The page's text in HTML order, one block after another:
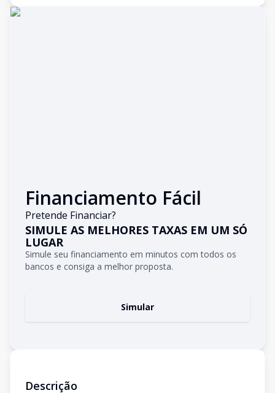
Financiamento Fácil
Pretende Financiar?
SIMULE AS MELHORES TAXAS EM UM SÓ
LUGAR
Simule seu financiamento em minutos com todos os
bancos e consiga a melhor proposta.
Simular
Descrição